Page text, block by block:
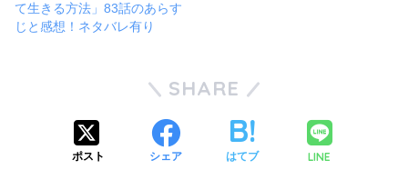
て生きる方法」83話のあらす
じと感想！ネタバレ有り
SHARE
ポスト シェア はてブ LINE